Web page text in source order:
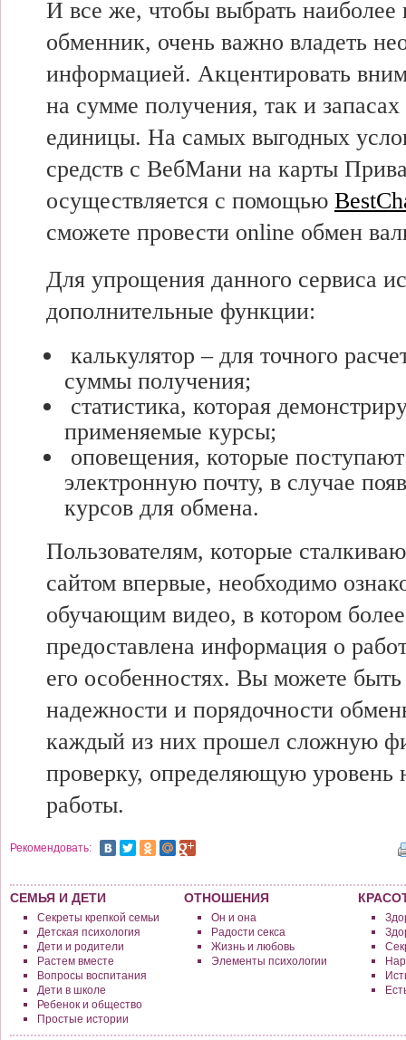
И все же, чтобы выбрать наиболее
обменник, очень важно владеть
информацией. Акцентировать
на сумме получения, так и
единицы. На самых выгодных
средств с ВебМани на карты
осуществляется с помощью
сможете провести online обмен
Для упрощения данного сервиса
дополнительные функции:
калькулятор – для точного
суммы получения;
статистика, которая
применяемые курсы;
оповещения, которые
электронную почту, в случае
курсов для обмена.
Пользователям, которые
сайтом впервые, необходимо
обучающим видео, в котором
предоставлена информация о
его особенностях. Вы можете
надежности и порядочности
каждый из них прошел сложную
проверку, определяющую уровень
работы.
Рекомендовать:
СЕМЬЯ И ДЕТИ
Секреты крепкой семьи
Детская психология
Дети и родители
Растем вместе
Вопросы воспитания
Дети в школе
Ребенок и общество
Простые истории
ОТНОШЕНИЯ
Он и она
Радости секса
Жизнь и любовь
Элементы психологии